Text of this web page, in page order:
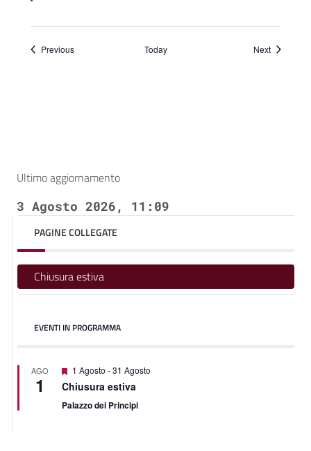
PreviousEvents Today NextEvents
Ultimo aggiornamento
3 Agosto 2026, 11:09
PAGINE COLLEGATE
Chiusura estiva
EVENTI IN PROGRAMMA
AGO
1
Featured
1 Agosto -31 Agosto
Chiusura estiva
Palazzo dei Principi